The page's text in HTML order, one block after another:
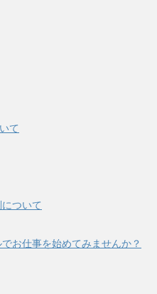
て
ついて
お仕事を始めてみませんか？